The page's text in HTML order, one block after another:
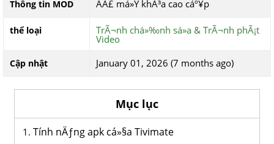
Thông tin MOD ÄÃ£ má»Ÿ khÃ³a cao cáº¥p
thể loại TrÃ¬nh chá»‰nh sá»­a & TrÃ¬nh phÃ¡t
Video
Cập nhật January 01, 2026 (7 months ago)
Mục lục
Tính nÄƒng apk cá»§a Tivimate